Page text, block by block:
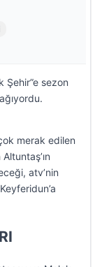
Şehir”e sezon
merak edilen
atv’nin